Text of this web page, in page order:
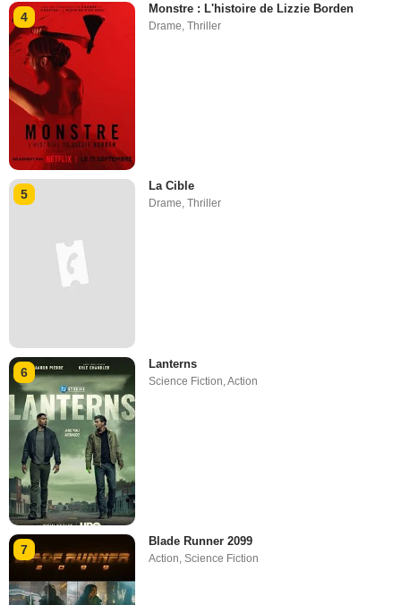
4
Monstre : L'histoire de Lizzie Borden
Drame,Thriller
5
La Cible
Drame,Thriller
6
Lanterns
Science Fiction ,Action
7
Blade Runner 2099
Action,Science Fiction